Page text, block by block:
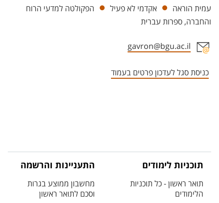
יחידות
עמית הוראה אקדמי לא פעיל
הפקולטה למדעי הרוח
והחברה, ספרות עברית
gavron@bgu.ac.il
כניסת סגל לעדכון פרטים בעמוד
תוכניות לימודים
תואר ראשון - כל תוכניות
הלימודים
התעניינות והרשמה
מחשבון ממוצע בגרות
וסכם לתואר ראשון